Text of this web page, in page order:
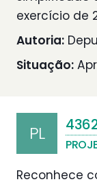
exercício de
Autoria:
Situação:
PL
Reconhece